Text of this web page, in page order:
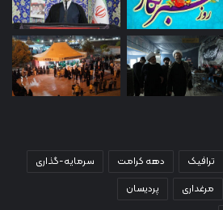
ترافیک دهه کرامت
سرمایه-گذاری
مرغداری
پردیسان